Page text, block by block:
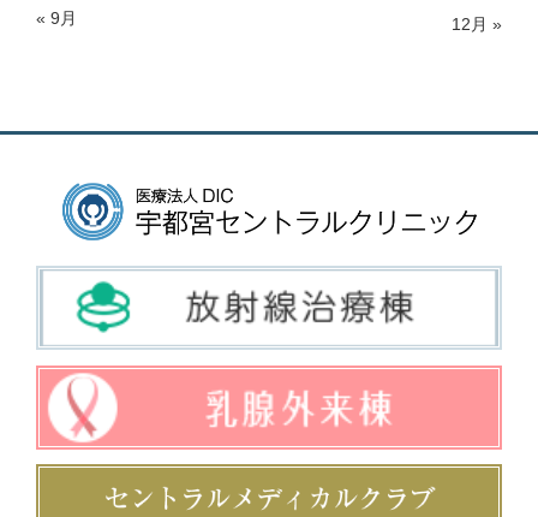
« 9月 12月 »